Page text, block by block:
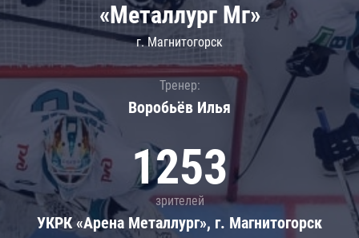
«Металлург Мг»
г. Магнитогорск
Тренер:
Воробьёв Илья
1253
зрителей
УКРК «Арена Металлург», г. Магнитогорск